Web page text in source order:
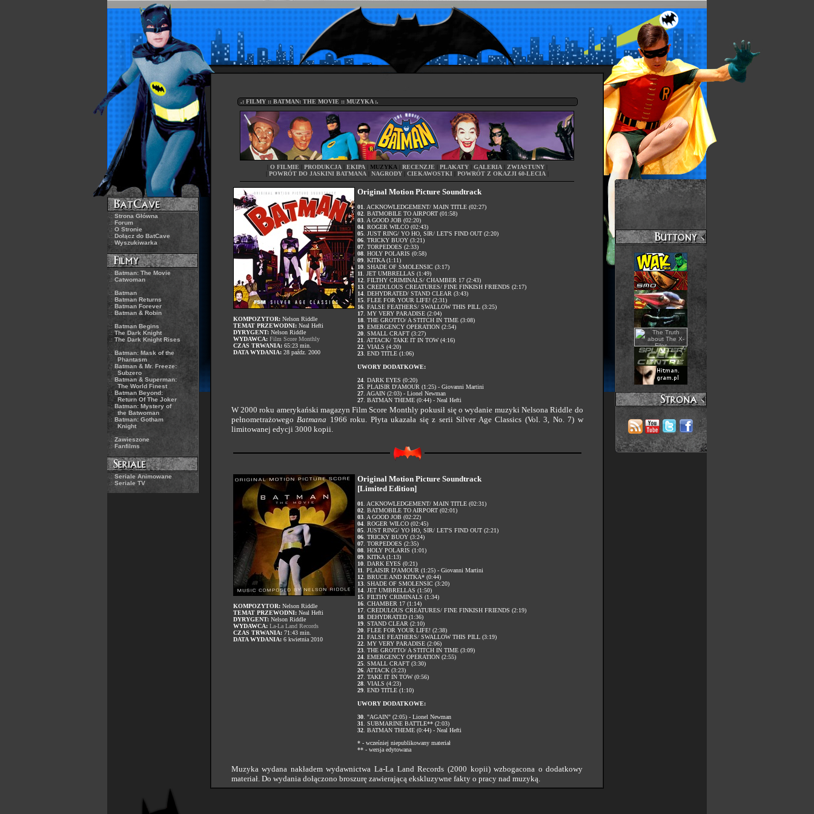
.: Strona Główna
.: Forum
.: O Stronie
.:Dołącz do BatCave
.: Wyszukiwarka
.: Batman: The Movie
.: Catwoman
.:Batman
.: Batman Returns
.: Batman Forever
.: Batman & Robin
.: Batman Begins
.: The Dark Knight
.: The Dark Knight Rises
.:Batman: Mask of the
Phantasm
.: Batman & Mr. Freeze:
Subzero
.: Batman & Superman:
The World Finest
.: Batman Beyond:
Return Of The Joker
.: Batman: Mystery of
the Batwoman
.: Batman: Gotham
Knight
.: Zawieszone
.: Fanfilms
.: Seriale Animowane
.: Seriale TV
.: FILMY :: BATMAN: THE MOVIE :: MUZYKA :.
O FILMIE PRODUKCJA| EKIPA| MUZYKA RECENZJE PLAKATY| GALERIA| ZWIASTUNY|
POWRÓT DO JASKINI BATMANA| NAGRODY| CIEKAWOSTKI| POWRÓT Z OKAZJI 60-LECIA|
KOMPOZYTOR:Nelson Riddle
TEMAT PRZEWODNI:Neal Hefti
DYRYGENT:Nelson Riddle
WYDAWCA:Film Score Monthly
CZAS TRWANIA:65:23 min.
DATA WYDANIA:28 paźdz. 2000
Original Motion Picture Soundtrack
01 . ACKNOWLEDGEMENT/ MAIN TITLE (02:27)
02. BATMOBILE TO AIRPORT (01:58)
03. A GOOD JOB (02:20)
04. ROGER WILCO (02:43)
05. JUST RING/ YO HO, SIR/ LET'S FIND OUT (2:20)
06. TRICKY BUOY (3:21)
07. TORPEDOES (2:33)
08. HOLY POLARIS (0:58)
09. KITKA (1:11)
10. SHADE OF SMOLENSIC (3:17)
11 . JET UMBRELLAS (1:49)
12. FILTHY CRIMINALS/ CHAMBER 17 (2:43)
13. CREDULOUS CREATURES/ FINE FINKISH FRIENDS (2:17)
14. DEHYDRATED/ STAND CLEAR (3:43)
15. FLEE FOR YOUR LIFE! (2:31)
16. FALSE FEATHERS/ SWALLOW THIS PILL (3:25)
17. MY VERY PARADISE (2:04)
18. THE GROTTO/ A STITCH IN TIME (3:08)
19. EMERGENCY OPERATION (2:54)
20. SMALL CRAFT (3:27)
21 . ATTACK/ TAKE IT IN TOW (4:16)
22. VIALS (4:20)
23. END TITLE (1:06)
UWORY DODATKOWE:
24. DARK EYES (0:20)
25. PLAISIR D'AMOUR (1:25) - Giovanni Martini
27. AGAIN (2:03) - Lionel Newman
27. BATMAN THEME (0:44) - Neal Hefti
W 2000 roku amerykański magazyn Film Score Monthly pokusił się o wydanie muzyki Nelsona Riddle do
pełnometrażowego Batmana 1966 roku. Płyta ukazała się z serii Silver Age Classics (Vol. 3, No. 7) w
limitowanej edycji 3000 kopii.
KOMPOZYTOR:Nelson Riddle
TEMAT PRZEWODNI:Neal Hefti
DYRYGENT:Nelson Riddle
WYDAWCA:La-La Land Records
CZAS TRWANIA:71:43 min.
DATA WYDANIA:6 kwietnia 2010
Original Motion Picture Soundtrack
[Limited Edition]
01 . ACKNOWLEDGEMENT/ MAIN TITLE (02:31)
02. BATMOBILE TO AIRPORT (02:01)
03. A GOOD JOB (02:22)
04. ROGER WILCO (02:45)
05. JUST RING/ YO HO, SIR/ LET'S FIND OUT (2:21)
06. TRICKY BUOY (3:24)
07. TORPEDOES (2:35)
08. HOLY POLARIS (1:01)
09. KITKA (1:13)
10. DARK EYES (0:21)
11 . PLAISIR D'AMOUR (1:25) - Giovanni Martini
12. BRUCE AND KITKA* (0:44)
13. SHADE OF SMOLENSIC (3:20)
14. JET UMBRELLAS (1:50)
15. FILTHY CRIMINALS (1:34)
16. CHAMBER 17 (1:14)
17. CREDULOUS CREATURES/ FINE FINKISH FRIENDS (2:19)
18. DEHYDRATED (1:36)
19. STAND CLEAR (2:10)
20. FLEE FOR YOUR LIFE! (2:38)
21 . FALSE FEATHERS/ SWALLOW THIS PILL (3:19)
22. MY VERY PARADISE (2:06)
23. THE GROTTO/ A STITCH IN TIME (3:09)
24. EMERGENCY OPERATION (2:55)
25. SMALL CRAFT (3:30)
26. ATTACK (3:23)
27. TAKE IT IN TOW (0:56)
28. VIALS (4:23)
29. END TITLE (1:10)
UWORY DODATKOWE:
30. "AGAIN" (2:05) - Lionel Newman
31 . SUBMARINE BATTLE** (2:03)
32. BATMAN THEME (0:44) - Neal Hefti
* - wcześniej niepublikowany materiał
** - wersja edytowana
Muzyka wydana nakładem wydawnictwa La-La Land Records (2000 kopii) wzbogacona o dodatkowy
materiał. Do wydania dołączono broszurę zawierającą ekskluzywne fakty o pracy nad muzyką.